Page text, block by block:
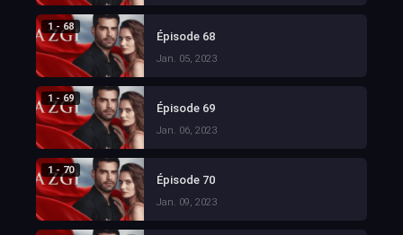
1 - 68
Épisode 68
Jan. 05, 2023
1 - 69
Épisode 69
Jan. 06, 2023
1 - 70
Épisode 70
Jan. 09, 2023